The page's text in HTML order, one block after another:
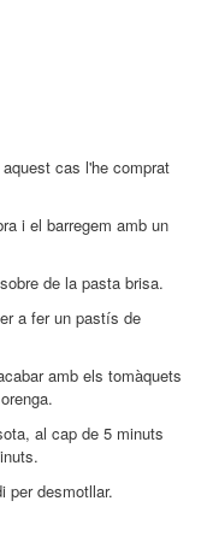
cas l'he comprat
i el barregem amb un
de la pasta brisa.
a fer un pastís de
amb els tomàquets
al cap de 5 minuts
per desmotllar.